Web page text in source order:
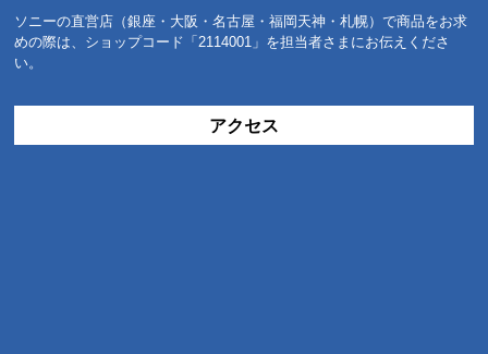
ソニーの直営店（銀座・大阪・名古屋・福岡天神・札幌）で商品をお求
めの際は、ショップコード「2114001」を担当者さまにお伝えくださ
い。
アクセス